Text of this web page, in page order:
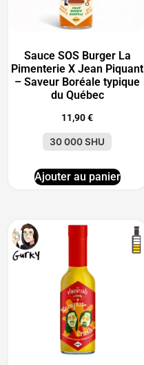
Sauce SOS Burger La
Pimenterie X Jean Piquant
– Saveur Boréale typique
du Québec
11,90€
30 000 SHU
Ajouter au panier